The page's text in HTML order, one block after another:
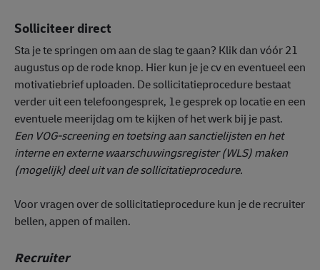
Solliciteer direct
Sta je te springen om aan de slag te gaan? Klik dan vóór 21
augustus op de rode knop. Hier kun je je cv en eventueel een
motivatiebrief uploaden. De sollicitatieprocedure bestaat
verder uit een telefoongesprek, 1e gesprek op locatie en een
eventuele meerijdag om te kijken of het werk bij je past.
Een VOG-screening en toetsing aan sanctielijsten en het
interne en externe waarschuwingsregister (WLS) maken
(mogelijk) deel uit van de sollicitatieprocedure.
Voor vragen over de sollicitatieprocedure kun je de recruiter
bellen, appen of mailen.
Recruiter